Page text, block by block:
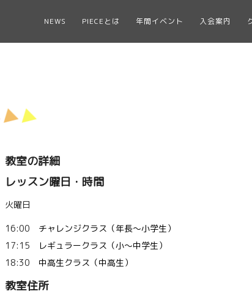
NEWS PIECEとは 年間イベント 入会案内
教室の詳細
レッスン曜日・時間
火曜日
16:00 チャレンジクラス（年長～小学生）
17:15
レギュラークラス（小〜中学生）
18:30 中高生クラス（中高生）
教室住所